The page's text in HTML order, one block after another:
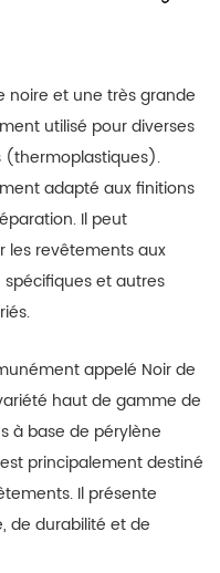
noire et une très grande
utilisé pour diverses
(thermoplastiques).
adapté aux finitions
Il peut
les revêtements aux
et autres
appelé Noir de
haut de gamme de
à base de pérylène
principalement destiné
Il présente
de durabilité et de